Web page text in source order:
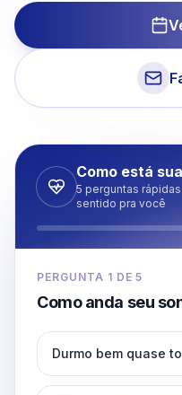
Como está
5 perguntas
sentido pra você
PERGUNTA 1 DE5
Como anda seu
Durmo bem quase